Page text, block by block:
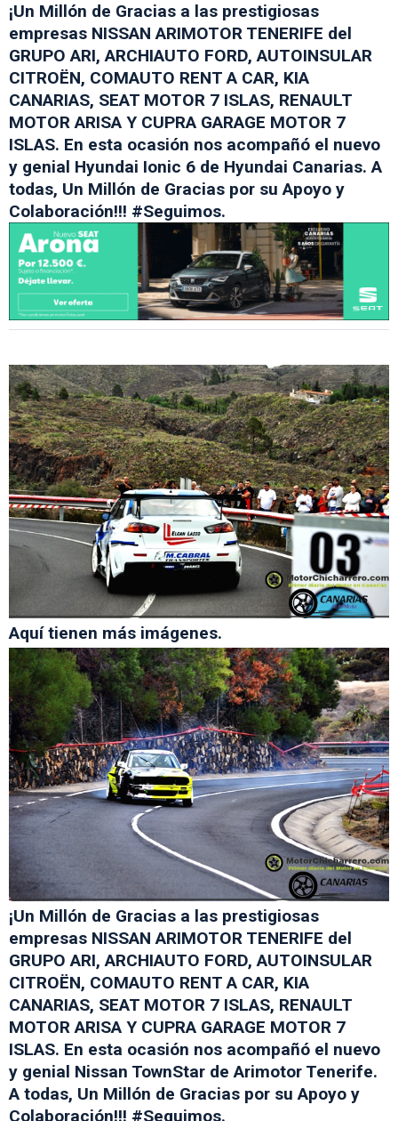
¡Un Millón de Gracias a las prestigiosas
empresas NISSAN ARIMOTOR TENERIFE del
GRUPO ARI, ARCHIAUTO FORD, AUTOINSULAR
CITROËN, COMAUTO RENT A CAR, KIA
CANARIAS, SEAT MOTOR 7 ISLAS, RENAULT
MOTOR ARISA Y CUPRA GARAGE MOTOR 7
ISLAS. En esta ocasión nos acompañó el nuevo
y genial Hyundai Ionic 6 de Hyundai Canarias. A
todas, Un Millón de Gracias por su Apoyo y
Colaboración!!! #Seguimos.
Aquí tienen más imágenes.
¡Un Millón de Gracias a las prestigiosas
empresas NISSAN ARIMOTOR TENERIFE del
GRUPO ARI, ARCHIAUTO FORD, AUTOINSULAR
CITROËN, COMAUTO RENT A CAR, KIA
CANARIAS, SEAT MOTOR 7 ISLAS, RENAULT
MOTOR ARISA Y CUPRA GARAGE MOTOR 7
ISLAS. En esta ocasión nos acompañó el nuevo
y genial Nissan TownStar de Arimotor Tenerife.
A todas, Un Millón de Gracias por su Apoyo y
Colaboración!!! #Seguimos.